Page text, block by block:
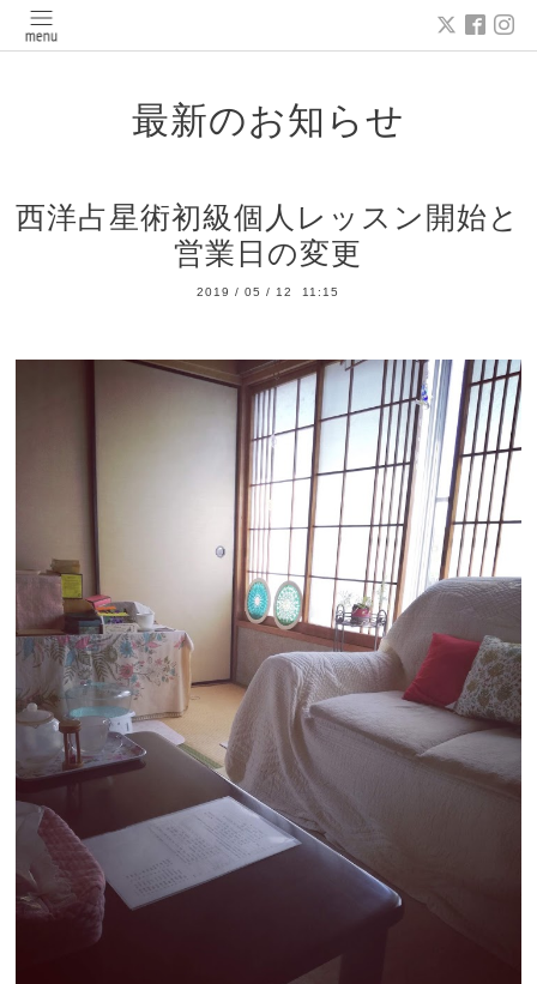
最新のお知らせ
西洋占星術初級個人レッスン開始と
営業日の変更
2019 /05 / 12 11:15